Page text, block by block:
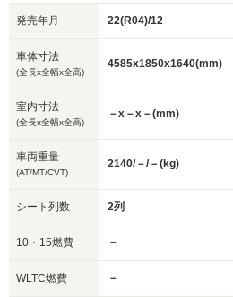
発売年月 22(R04)/12
車体寸法
(全長x全幅x全高)
4585x1850x1640(mm)
室内寸法
(全長x全幅x全高)
－x－x－(mm)
車両重量
(AT/MT/CVT)
2140/－/－(kg)
シート列数 2列
10・15燃費 －
WLTC燃費 －